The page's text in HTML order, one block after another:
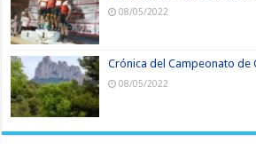
08/05/2022
Crónica del Campeonato de
08/05/2022